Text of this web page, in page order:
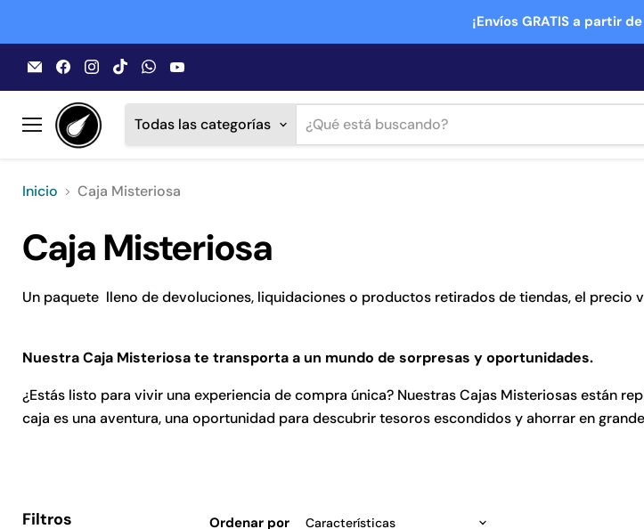
¡Envíos GRATIS a partir
Encuéntrenos
en
Correo
electrónico
Encuéntrenos
en
Facebook
Encuéntrenos
en
Instagram
Encuéntrenos
en
TikTok
Encuéntrenos
en
WhatsApp
YouTube
Menú
Todas las categorías
Inicio
Caja Misteriosa
Caja Misteriosa
Un paquete lleno de devoluciones, liquidaciones o productos retirados de tiendas, el precio
Nuestra Caja Misteriosa te transporta a un mundo de sorpresas y oportunidades.
¿Estás listo para vivir una experiencia de compra única? Nuestras Cajas Misteriosas están
caja es una aventura, una oportunidad para descubrir tesoros escondidos y ahorrar en
Filtros Ordenar por